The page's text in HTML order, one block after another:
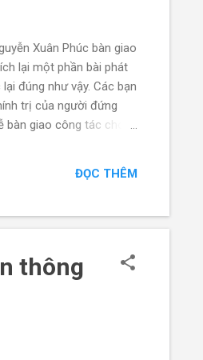
Xuân Phúc bàn giao
lại một phần bài phát
đúng như vậy. Các bạn
trị của người đứng
giao công tác cho
nhiệm người đứng đầu
ĐỌC THÊM
thông